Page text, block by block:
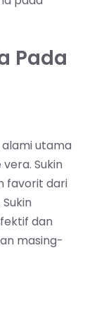
Pada
utama
Sukin
favorit dari
dan
masing-